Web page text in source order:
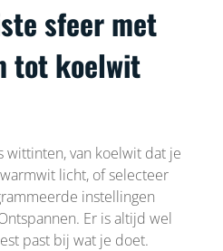
sfeer met
tot koelwit
wittinten, van koelwit dat je
licht, of selecteer
instellingen
Er is altijd wel
past bij wat je doet.